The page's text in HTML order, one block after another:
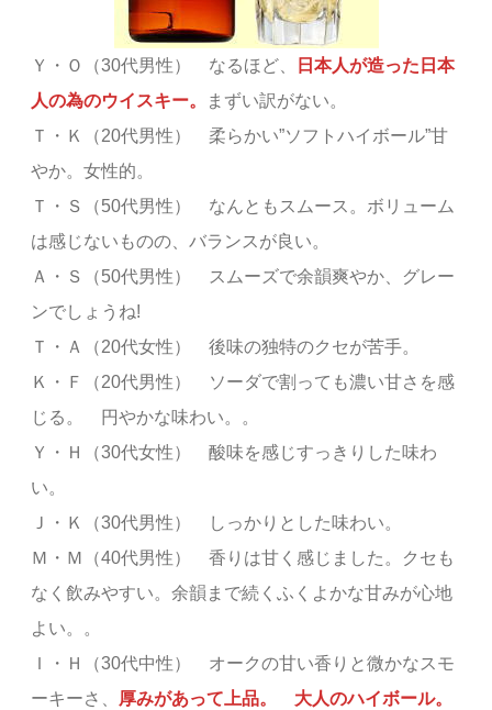
Ｙ・Ｏ（30代男性） なるほど、
日本人が造った日本
人の為のウイスキー。
まずい訳がない。
Ｔ・Ｋ（20代男性） 柔らかい”ソフトハイボール”甘
やか。女性的。
Ｔ・Ｓ（50代男性） なんともスムース。ボリューム
は感じないものの、バランスが良い。
Ａ・Ｓ（50代男性） スムーズで余韻爽やか、グレー
ンでしょうね!
Ｔ・Ａ（20代女性） 後味の独特のクセが苦手。
Ｋ・Ｆ（20代男性） ソーダで割っても濃い甘さを感
じる。 円やかな味わい。。
Ｙ・Ｈ（30代女性） 酸味を感じすっきりした味わ
い。
Ｊ・Ｋ（30代男性） しっかりとした味わい。
Ｍ・Ｍ（40代男性） 香りは甘く感じました。クセも
なく飲みやすい。余韻まで続くふくよかな甘みが心地
よい。。
Ｉ・Ｈ（30代中性） オークの甘い香りと微かなスモ
ーキーさ、
厚みがあって上品。 大人のハイボール。